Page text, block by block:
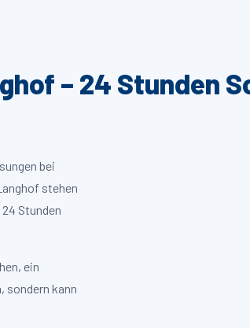
– 24 Stunden
bei
stehen
Stunden
ein
sondern kann